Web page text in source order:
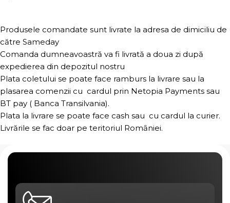
Produsele comandate sunt livrate la adresa de dimiciliu de
către Sameday
Comanda dumneavoastră va fi livrată a doua zi după
expedierea din depozitul nostru
Plata coletului se poate face ramburs la livrare sau la
plasarea comenzii cu cardul prin Netopia Payments sau
BT pay ( Banca Transilvania).
Plata la livrare se poate face cash sau cu cardul la curier.
Livrările se fac doar pe teritoriul Romȃniei.